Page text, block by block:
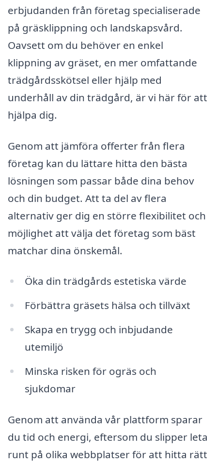
erbjudanden från företag specialiserade
på gräsklippning och landskapsvård.
Oavsett om du behöver en enkel
klippning av gräset, en mer omfattande
trädgårdsskötsel eller hjälp med
underhåll av din trädgård, är vi här för att
hjälpa dig.
Genom att jämföra offerter från flera
företag kan du lättare hitta den bästa
lösningen som passar både dina behov
och din budget. Att ta del av flera
alternativ ger dig en större flexibilitet och
möjlighet att välja det företag som bäst
matchar dina önskemål.
Öka din trädgårds estetiska värde
Förbättra gräsets hälsa och tillväxt
Skapa en trygg och inbjudande
utemiljö
Minska risken för ogräs och
sjukdomar
Genom att använda vår plattform sparar
du tid och energi, eftersom du slipper leta
runt på olika webbplatser för att hitta rätt